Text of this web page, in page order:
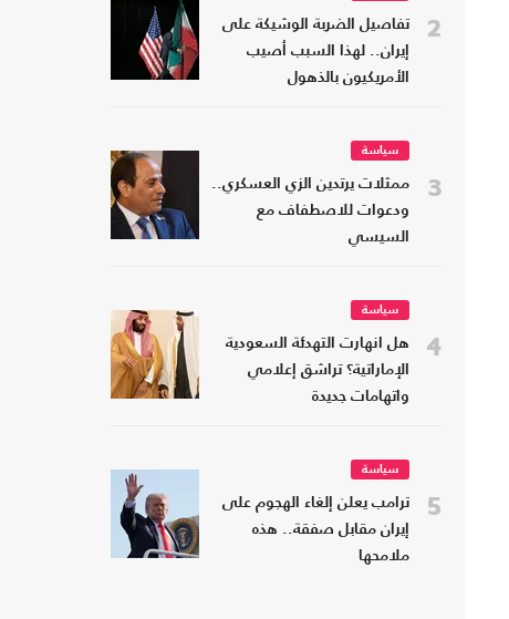
2
تفاصيل الضربة الوشيكة على
إيران.. لهذا السبب أصيب
الأمريكيون بالذهول
3
سياسة
ممثلات يرتدين الزي العسكري..
ودعوات للاصطفاف مع
السيسي
4
سياسة
هل انهارت التهدئة السعودية
الإماراتية؟ تراشق إعلامي
واتهامات جديدة
5
سياسة
ترامب يعلن إلغاء الهجوم على
إيران مقابل صفقة.. هذه
ملامحها